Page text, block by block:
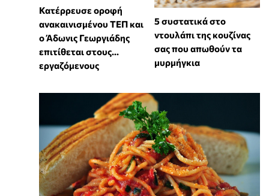
Κατέρρευσε οροφή
ανακαινισμένου ΤΕΠ και
ο Άδωνις Γεωργιάδης
επιτίθεται στους...
εργαζόμενους
⁠5 συστατικά στο
ντουλάπι της κουζίνας
σας που απωθούν τα
μυρμήγκια